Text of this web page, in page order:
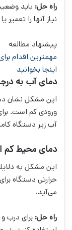
راه حل: باید
نیاز آنها را
پیشنهاد مطالعه
مهمترین اقدام
اینجا بخوانید
دمای آب به
این مشکل نشان
ورودی کم است.
آب زیر دستگاه
دمای محیط
این مشکل به
حرارتی دستگاه
می‌آید.
راه حل: برای درب